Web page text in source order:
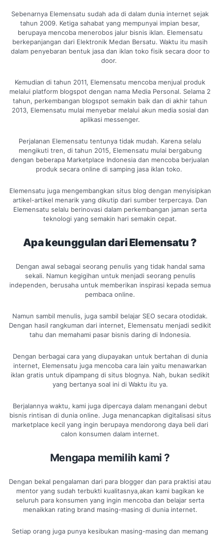
Sebenarnya Elemensatu sudah ada di dalam dunia internet sejak
tahun 2009. Ketiga sahabat yang mempunyai impian besar,
berupaya mencoba menerobos jalur bisnis iklan. Elemensatu
berkepanjangan dari Elektronik Medan Bersatu. Waktu itu masih
dalam penyebaran bentuk jasa dan iklan toko fisik secara door to
door.
Kemudian di tahun 2011, Elemensatu mencoba menjual produk
melalui platform blogspot dengan nama Media Personal. Selama 2
tahun, perkembangan blogspot semakin baik dan di akhir tahun
2013, Elemensatu mulai menyebar melalui akun media sosial dan
aplikasi messenger.
Perjalanan Elemensatu tentunya tidak mudah. Karena selalu
mengikuti tren, di tahun 2015, Elemensatu mulai bergabung
dengan beberapa Marketplace Indonesia dan mencoba berjualan
produk secara online di samping jasa iklan toko.
Elemensatu juga mengembangkan situs blog dengan menyisipkan
artikel-artikel menarik yang dikutip dari sumber terpercaya. Dan
Elemensatu selalu berinovasi dalam perkembangan jaman serta
teknologi yang semakin hari semakin cepat.
Apa keunggulan dari Elemensatu ?
Dengan awal sebagai seorang penulis yang tidak handal sama
sekali. Namun kegigihan untuk menjadi seorang penulis
independen, berusaha untuk memberikan inspirasi kepada semua
pembaca online.
Namun sambil menulis, juga sambil belajar SEO secara otodidak.
Dengan hasil rangkuman dari internet, Elemensatu menjadi sedikit
tahu dan memahami pasar bisnis daring di Indonesia.
Dengan berbagai cara yang diupayakan untuk bertahan di dunia
internet, Elemensatu juga mencoba cara lain yaitu menawarkan
iklan gratis untuk dipampang di situs blognya. Nah, bukan sedikit
yang bertanya soal ini di Waktu itu ya.
Berjalannya waktu, kami juga dipercaya dalam menangani debut
bisnis rintisan di dunia online. Juga menancapkan digitalisasi situs
marketplace kecil yang ingin berupaya mendorong daya beli dari
calon konsumen dalam internet.
Mengapa memilih kami ?
Dengan bekal pengalaman dari para blogger dan para praktisi atau
mentor yang sudah terbukti kualitasnya,akan kami bagikan ke
seluruh para konsumen yang ingin mencoba dan belajar serta
menaikkan rating brand masing-masing di dunia internet.
Setiap orang juga punya kesibukan masing-masing dan memang